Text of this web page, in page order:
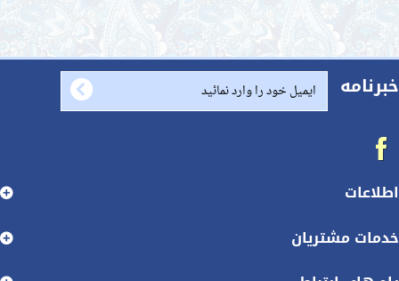
بیشتر
: تترون بروجرد + روبان.
صورت خرید کلی شامل تخفیف ویژه می شود.